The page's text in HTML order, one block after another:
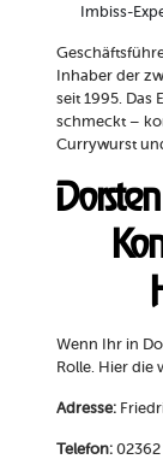
Imbiss-
Inhaber der
seit 1995. Das
schmeckt –
Currywurst
Wenn Ihr in
Rolle. Hier die
Adresse:
Telefon:02362